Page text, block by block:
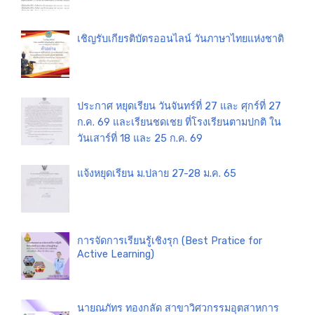
เชิญรับเกียรติบัตรออนไลน์ วันภาษาไทยแห่งชาติ
ประกาศ หยุดเรียน วันจันทร์ที่ 27 และ ศุกร์ที่ 27
ก.ค. 69 และเรียนชดเชย ที่โรงเรียนตามปกติ ใน
วันเสาร์ที่ 18 และ 25 ก.ค. 69
แจ้งหยุดเรียน ม.ปลาย 27-28 ม.ค. 65
การจัดการเรียนรู้เชิงรุก (Best Pratice for
Active Learning)
นายณภัทร ทองกลัด สาขาวิศวกรรมอุตสาหการ